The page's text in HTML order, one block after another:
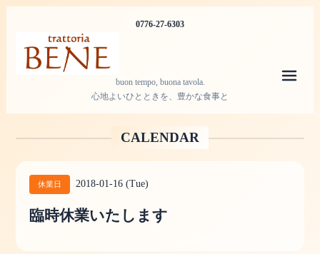
0776-27-6303
buon tempo, buona tavola.
心地よいひとときを、豊かな食事と
CALENDAR
休業日 2018-01-16 (Tue)
臨時休業いたします